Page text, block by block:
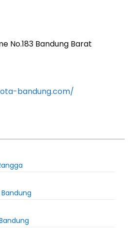
No.183 Bandung Barat
bandung.com/